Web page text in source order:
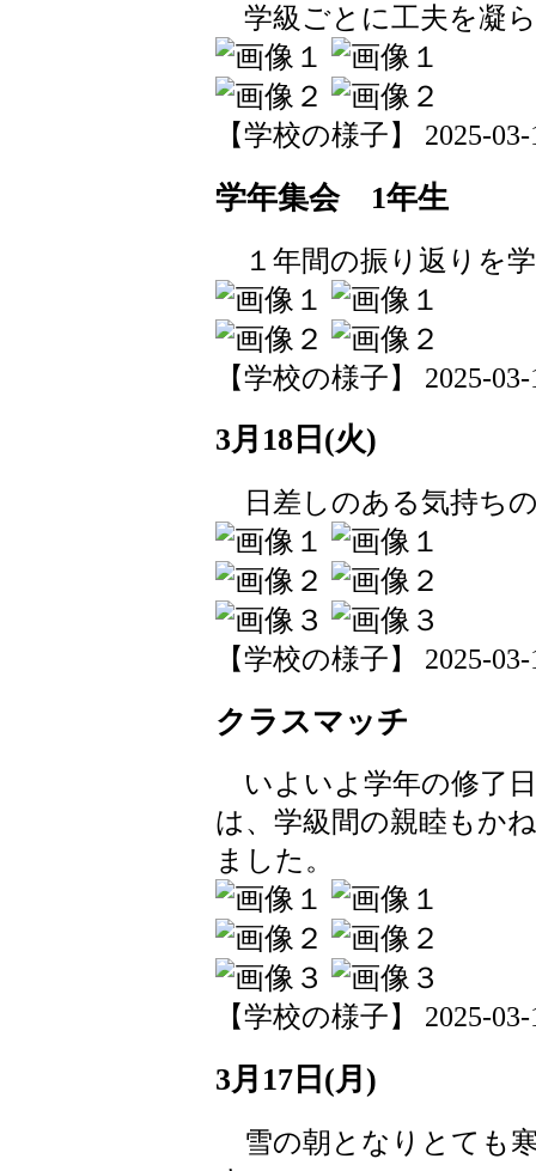
学級ごとに工夫を凝
【学校の様子】 2025-
学年集会 1年生
１年間の振り返りを
【学校の様子】 2025-
3月18日(火)
日差しのある気持ち
【学校の様子】 2025-
クラスマッチ
いよいよ学年の修了
は、学級間の親睦もか
ました。
【学校の様子】 2025-
3月17日(月)
雪の朝となりとても